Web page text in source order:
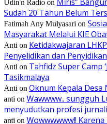
Udin'n Radio on
Sudah 20 Tahun Belum
Fatimah Any Mulyasari on
Masyarakat Melalui KIE
Anti on Ketidakwajaran
Penyelidikan dan
Anti on Tahfidz Super Camp
Tasikmalaya
Anti on Oknum Kepala Desa
anti on Wawwww.. sungguh
menyudutkan profesi
anti on Wowwwwww!!